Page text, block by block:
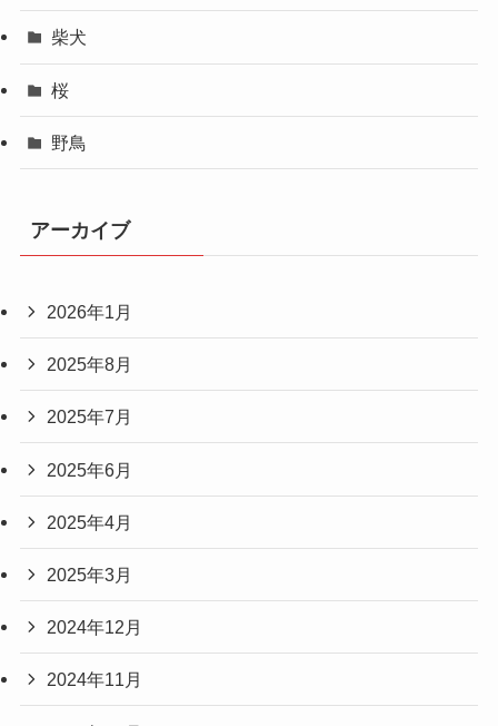
柴犬
桜
野鳥
アーカイブ
2026年1月
2025年8月
2025年7月
2025年6月
2025年4月
2025年3月
2024年12月
2024年11月